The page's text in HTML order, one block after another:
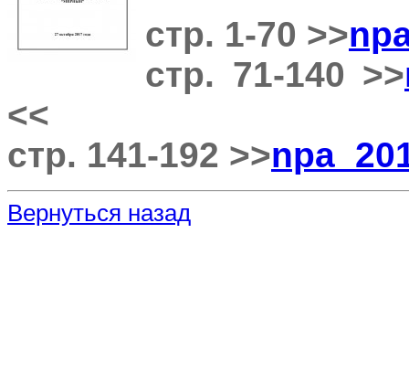
стр. 1-70 >>
стр. 71-140 >>
<<
стр. 141-192 >>
Вернуться назад